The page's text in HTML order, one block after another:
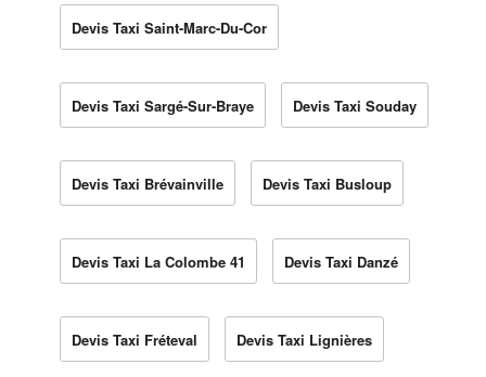
Devis Taxi Saint-Marc-Du-Cor
Devis Taxi Sargé-Sur-Braye Devis Taxi Souday
Devis Taxi Brévainville Devis Taxi Busloup
Devis Taxi La Colombe 41 Devis Taxi Danzé
Devis Taxi Fréteval Devis Taxi Lignières